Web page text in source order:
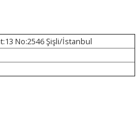
No:2546 Şişli/İstanbul